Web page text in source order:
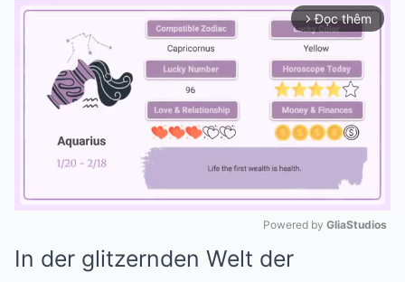
arrow_forward_ios Đọc thêm
Powered by GliaStudios
In der glitzernden Welt der